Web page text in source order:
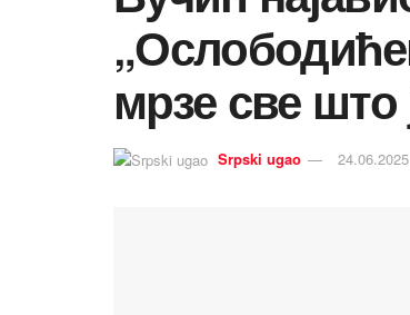
мрзе све што
Srpski ugao 24.06.2025